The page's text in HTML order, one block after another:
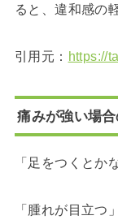
ると、違和感の
引用元： https://
痛みが強い場
「足をつくとか
「腫れが目立つ」